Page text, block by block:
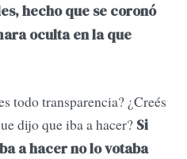
hecho que se coronó
oculta en la que
todo transparencia? ¿Creés
dijo que iba a hacer? Si
a hacer no lo votaba